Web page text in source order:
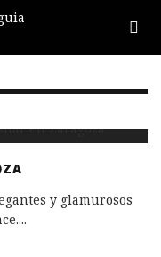
y glamurosos
...